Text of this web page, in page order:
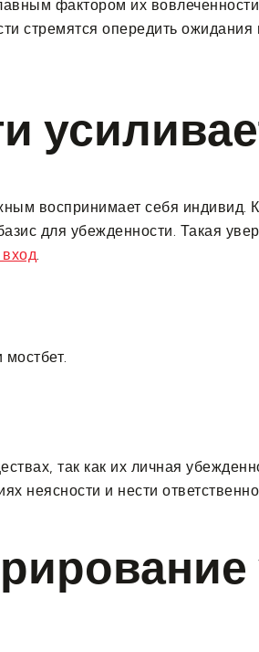
фактором их
стремятся опередить
воспринимает себя
для убежденности. Такая
так как их личная
неясности и нести